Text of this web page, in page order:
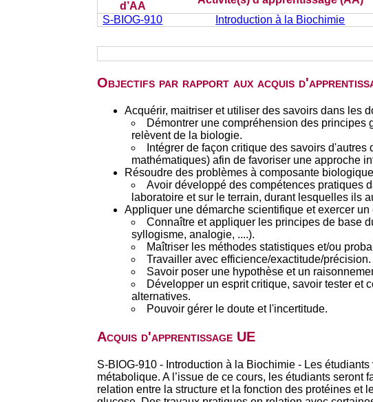
d’AA
S-BIOG-910
Introduction à la Biochimie
Objectifs par rapport aux acquis
Acquérir, maitriser et utiliser des savoirs dans les
Démontrer une compréhension des principes
relèvent de la biologie.
Intégrer de façon critique des savoirs
mathématiques) afin de favoriser une approche
Résoudre des problèmes à composante
Avoir développé des compétences pratiques
laboratoire et sur le terrain, durant lesquelles ils
Appliquer une démarche scientifique et exercer un
Connaître et appliquer les principes de base
syllogisme, analogie, ....).
Maîtriser les méthodes statistiques et/ou
Travailler avec efficience/exactitude/précision.
Savoir poser une hypothèse et un
Développer un esprit critique, savoir tester et
alternatives.
Pouvoir gérer le doute et l'incertitude.
Acquis d'apprentissage UE
S-BIOG-910 - Introduction à la Biochimie - Les
métabolique. A l’issue de ce cours, les étudiants
relation entre la structure et la fonction des protéines et